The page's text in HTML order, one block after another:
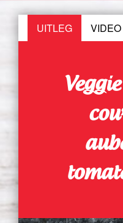
UITLEG VIDEO